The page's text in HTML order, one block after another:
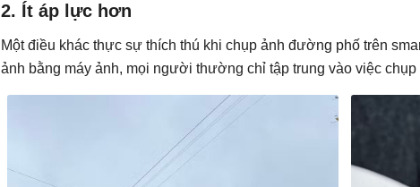
2. Ít áp lực hơn
Một điều khác thực sự thích thú khi chụp ảnh đường phố trên
ảnh bằng máy ảnh, mọi người thường chỉ tập trung vào việc